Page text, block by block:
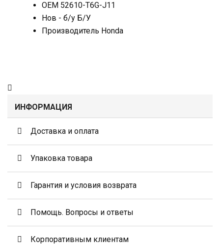
OEM 52610-T6G-J11
Нов - б/у Б/У
Производитель Honda
ИНФОРМАЦИЯ
Доставка и оплата
Упаковка товара
Гарантия и условия возврата
Помощь. Вопросы и ответы
Корпоративным клиентам